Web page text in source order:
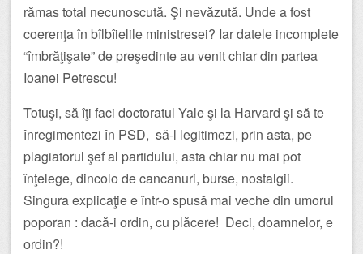
rămas total necunoscută. Şi nevăzută. Unde a fost
coerenţa în bîlbîielile ministresei? Iar datele incomplete
“îmbrăţişate” de preşedinte au venit chiar din partea
Ioanei Petrescu!
Totuşi, să îţi faci doctoratul Yale şi la Harvard şi să te
înregimentezi în PSD, să-l legitimezi, prin asta, pe
plagiatorul şef al partidului, asta chiar nu mai pot
înţelege, dincolo de cancanuri, burse, nostalgii.
Singura explicaţie e într-o spusă mai veche din umorul
poporan : dacă-i ordin, cu plăcere! Deci, doamnelor, e
ordin?!